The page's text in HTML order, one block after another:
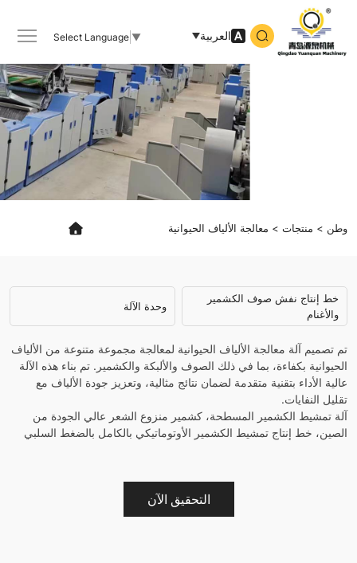
العربية Select Language ▼
animal
fiber
processing
وطن منتجات معالجة الألياف الحيوانية
خط إنتاج نفش صوف الكشمير
والأغنام
وحدة الآلة
تم تصميم آلة معالجة الألياف الحيوانية لمعالجة مجموعة متنوعة من الألياف
الحيوانية بكفاءة، بما في ذلك الصوف والألبكة والكشمير. تم بناء هذه الآلة
عالية الأداء بتقنية متقدمة لضمان نتائج مثالية، وتعزيز جودة الألياف مع
تقليل النفايات.
آلة تمشيط الكشمير المسطحة، كشمير منزوع الشعر عالي الجودة من
الصين، خط إنتاج تمشيط الكشمير الأوتوماتيكي بالكامل بالضغط السلبي
التحقيق الآن